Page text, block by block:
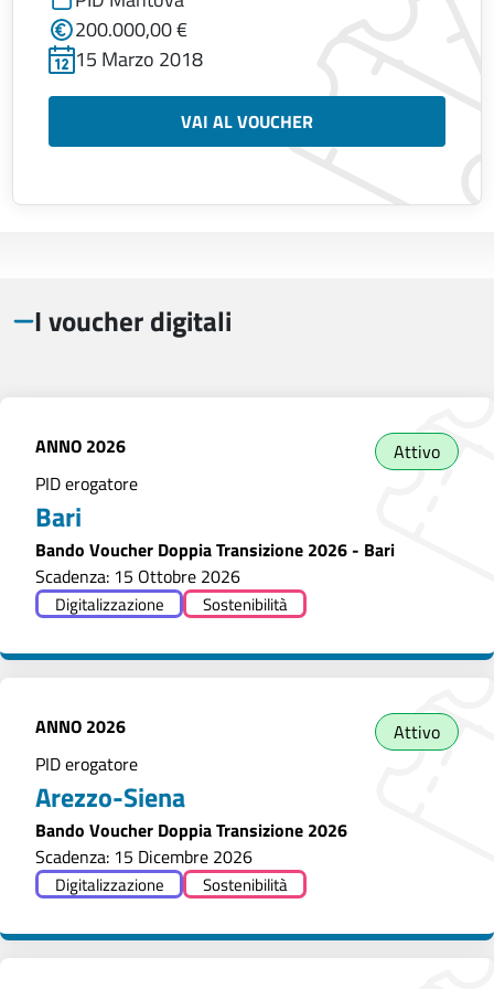
200.000,00 €
15 Marzo 2018
VAI AL VOUCHER
I voucher digitali
ANNO 2026
Attivo
PID erogatore
Bari
Bando Voucher Doppia Transizione 2026 - Bari
Scadenza: 15 Ottobre 2026
Digitalizzazione Sostenibilità
ANNO 2026
Attivo
PID erogatore
Arezzo-Siena
Bando Voucher Doppia Transizione 2026
Scadenza: 15 Dicembre 2026
Digitalizzazione Sostenibilità